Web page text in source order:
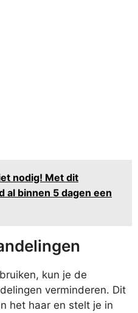
nodig! Met dit
al binnen 5 dagen een
kun je de
verminderen. Dit
het haar en stelt je in